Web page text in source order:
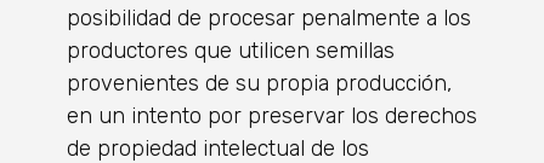
posibilidad de procesar penalmente a los
productores que utilicen semillas
provenientes de su propia producción,
en un intento por preservar los derechos
de propiedad intelectual de los